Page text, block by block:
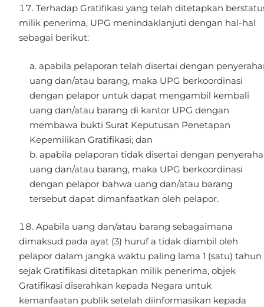
Terhadap Gratifikasi yang telah ditetapkan
milik penerima, UPG menindaklanjuti dengan hal-hal
sebagai berikut:
apabila pelaporan telah disertai dengan
uang dan/atau barang, maka UPG berkoordinasi
dengan pelapor untuk dapat mengambil kembali
uang dan/atau barang di kantor UPG dengan
membawa bukti Surat Keputusan Penetapan
Kepemilikan Gratifikasi; dan
apabila pelaporan tidak disertai dengan
uang dan/atau barang, maka UPG berkoordinasi
dengan pelapor bahwa uang dan/atau barang
tersebut dapat dimanfaatkan oleh pelapor.
Apabila uang dan/atau barang sebagaimana
dimaksud pada ayat (3) huruf a tidak diambil oleh
pelapor dalam jangka waktu paling lama 1 (satu) tahun
sejak Gratifikasi ditetapkan milik penerima, objek
Gratifikasi diserahkan kepada Negara untuk
kemanfaatan publik setelah diinformasikan kepada